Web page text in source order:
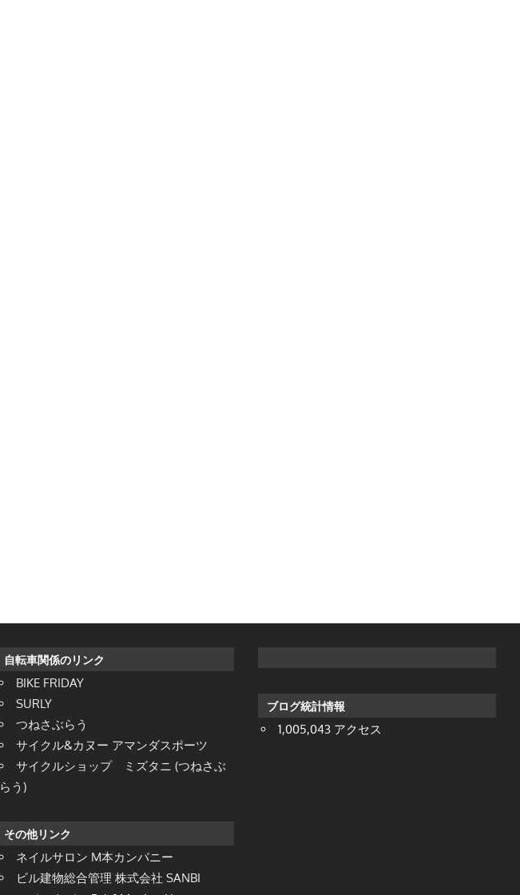
自転車関係のリンク
BIKE FRIDAY
SURLY
つねさぶらう
サイクル&カヌー アマンダスポーツ
サイクルショップ ミズタニ (つねさぶ
らう)
その他リンク
ネイルサロン M本カンパニー
ビル建物総合管理 株式会社 SANBI
ブログ統計情報
1,005,043 アクセス